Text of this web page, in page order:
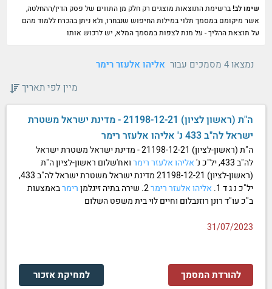
שימו לב!ברשימת התוצאות מוצגים רק חלק מן התווים של פסק הדין/ההחלטה,
אשר מיקומם במסמך תלוי במילות החיפוש שנבחרו, ולא ניתן בהכרח ללמוד מהם
על תוצאת ההליך - על מנת לצפות במסמך המלא, יש לרכוש אותו
נמצאו 4 מסמכים עבור
אליהו אלעזר רימר
מיין לפי תאריך
ה"ת (ראשון לציון) 21198-12-21 - מדינת ישראל משטרת
ישראל לה"ב 433 נ' אליהו אלעזר רימר
ה"ת (ראשון-לציון) 21198-12-21 - מדינת ישראל משטרת ישראל
לה"ב 433, יל"כ נ'
אליהואלעזררימרואח'שלום ראשון-לציון ה"ת
(ראשון-לציון) 21198-12-21 מדינת ישראל משטרת ישראל לה"ב 433,
יל"כ נ ג ד 1.
אליהואלעזררימר2. שירה בתיה זיגלמן רימרבאמצעות
ב"כ עו"ד רונן רוזנבלום וחיים לוי בית משפט השלום
31/07/2023
להורדת המסמך למחיקת אזכור